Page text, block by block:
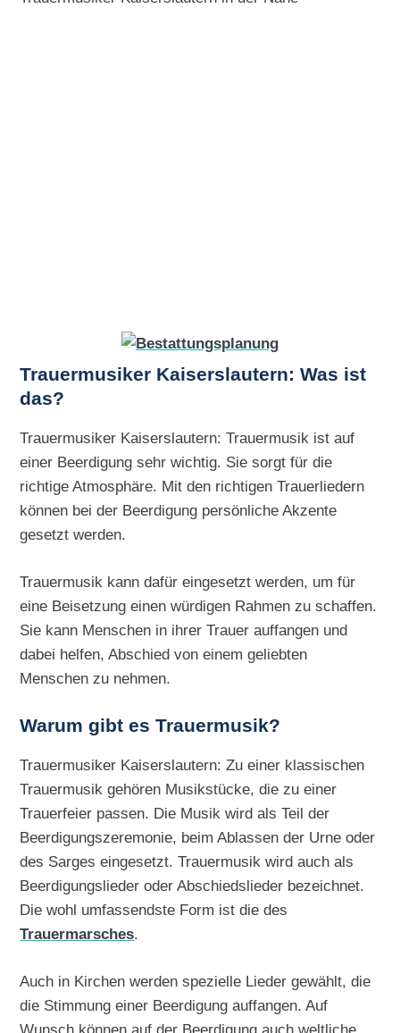
Trauermusiker Kaiserslautern: Was ist
das?
Trauermusiker Kaiserslautern: Trauermusik ist auf
einer Beerdigung sehr wichtig. Sie sorgt für die
richtige Atmosphäre. Mit den richtigen Trauerliedern
können bei der Beerdigung persönliche Akzente
gesetzt werden.
Trauermusik kann dafür eingesetzt werden, um für
eine Beisetzung einen würdigen Rahmen zu schaffen.
Sie kann Menschen in ihrer Trauer auffangen und
dabei helfen, Abschied von einem geliebten
Menschen zu nehmen.
Warum gibt es Trauermusik?
Trauermusiker Kaiserslautern: Zu einer klassischen
Trauermusik gehören Musikstücke, die zu einer
Trauerfeier passen. Die Musik wird als Teil der
Beerdigungszeremonie, beim Ablassen der Urne oder
des Sarges eingesetzt. Trauermusik wird auch als
Beerdigungslieder oder Abschiedslieder bezeichnet.
Die wohl umfassendste Form ist die des
Trauermarsches.
Auch in Kirchen werden spezielle Lieder gewählt, die
die Stimmung einer Beerdigung auffangen. Auf
Wunsch können auf der Beerdigung auch weltliche